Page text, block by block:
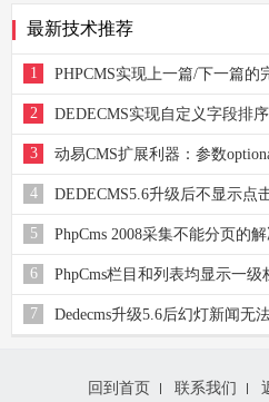
最新技术推荐
1 PHPCMS实现上一篇/下一篇的
2 DEDECMS实现自定义字段排
3 动易CMS扩展利器：参数
4 DEDECMS5.6升级后不显示点
5 PhpCms 2008采集不能分页的
6 PhpCms栏目和列表均显示一
7 Dedecms升级5.6后幻灯新闻无
回到首页 联系我们